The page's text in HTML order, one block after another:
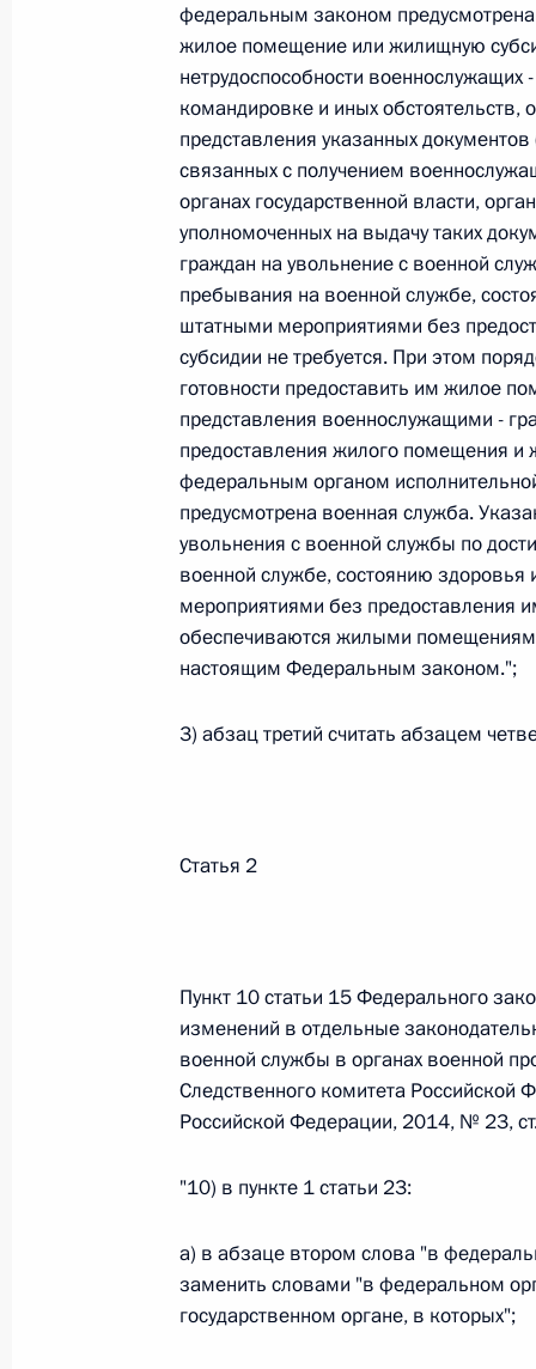
Федеральный закон от
О внесении изменения в статью 10
Федеральный закон от
О ратификации Соглашения между
Министров Киргизской Республики о
по вопросам внутренних дел и миграции
26 июля 2026 года
Федеральный закон от
О внесении изменений в Кодекс
Федерального закона «Об обеспечении
26 июля 2026 года
О внесении изменений в Кодекс
Федеральный закон от
О внесении изменений в статью 9.21
26 июля 2026 года
Федеральный закон от
федеральным законом предусмотрена
жилое помещение или жилищную
нетрудоспособности
командировке и иных
представления указанных
связанных с получением
органах государственной власти,
уполномоченных на выдачу таких
граждан на увольнение с военной
пребывания на военной службе,
штатными мероприятиями без
субсидии не требуется. При этом
готовности предоставить им жилое
представления военнослужащими -
предоставления жилого помещения и
федеральным органом
предусмотрена военная служба.
увольнения с военной службы по
военной службе, состоянию
мероприятиями без предоставления
обеспечиваются жилыми
настоящим Федеральным законом.";
3) абзац третий считать абзацем
Статья 2
Пункт 10 статьи 15 Федерального
изменений в отдельные
военной службы в органах военной
Следственного комитета Российской
Российской Федерации, 2014, № 23,
"10) в пункте 1 статьи 23:
а) в абзаце втором слова "в
заменить словами "в федеральном
государственном органе, в которых";